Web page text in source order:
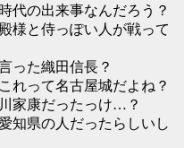
代の出来事なんだろう？
様と侍っぽい人が戦って
った織田信長？
れって名古屋城だよね？
家康だったっけ…？
知県の人だったらしいし